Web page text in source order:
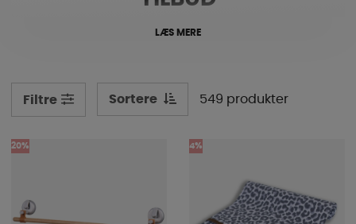
LÆS MERE
Filtre Sortere 549 produkter
20% 4%